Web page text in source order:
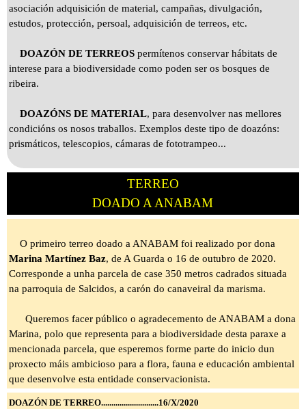
asociación adquisición de material, campañas, divulgación,
estudos, protección, persoal, adquisición de terreos, etc.
DOAZÓN DE TERREOS permítenos conservar hábitats de
interese para a biodiversidade como poden ser os bosques de
ribeira.
DOAZÓNS DE MATERIAL, para desenvolver nas mellores
condicións os nosos traballos. Exemplos deste tipo de doazóns:
prismáticos, telescopios, cámaras de fototrampeo...
TERREO
DOADOA ANABAM
O primeiro terreo doado a ANABAM foi realizado por dona
Marina Martínez Baz, de A Guarda o 16 de outubro de 2020.
Corresponde a unha parcela de case 350 metros cadrados situada
na parroquia de Salcidos, a carón do canaveiral da marisma.
Queremos facer público o agradecemento de ANABAM a dona
Marina, polo que representa para a biodiversidade desta paraxe a
mencionada parcela, que esperemos forme parte do inicio dun
proxecto máis ambicioso para a flora, fauna e educación ambiental
que desenvolve esta entidade conservacionista.
DOAZÓN DE TERREO............................16/X/2020